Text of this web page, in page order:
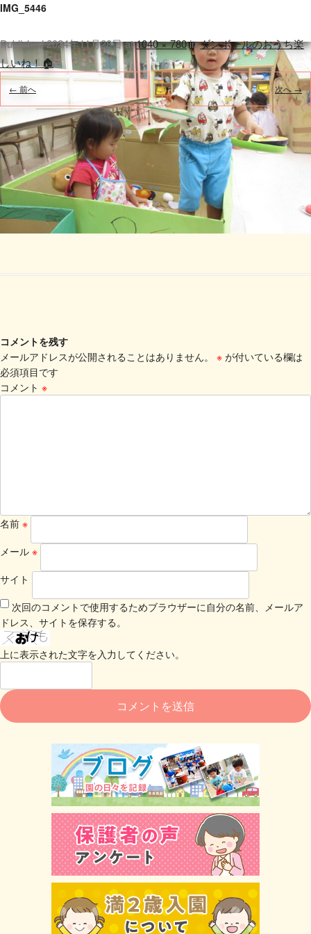
IMG_5446
Published2024年11月28日at1040 × 780inダンボールのおうち楽
しいね！🏠.
← 前へ 次へ →
コメントを残す
メールアドレスが公開されることはありません。
※ が付いている欄は
必須項目です
コメント ※
名前 ※
メール ※
サイト
次回のコメントで使用するためブラウザーに自分の名前、メールア
ドレス、サイトを保存する。
上に表示された文字を入力してください。